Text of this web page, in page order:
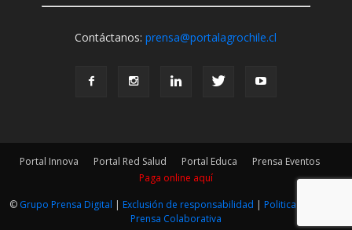
Contáctanos:prensa@portalagrochile.cl
Portal Innova Portal Red Salud Portal Educa
Prensa Eventos
Paga online aquí
© Grupo Prensa Digital | Exclusión de responsabilidad | Politica Editorial
Prensa Colaborativa